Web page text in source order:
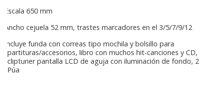
Escala 650 mm
Ancho cejuela 52 mm, trastes marcadores en el 3/5/7/9/12
Incluye funda con correas tipo mochila y bolsillo para
partituras/accesorios, libro con muchos hit-canciones y CD,
cliptuner pantalla LCD de aguja con iluminación de fondo, 2
Púa